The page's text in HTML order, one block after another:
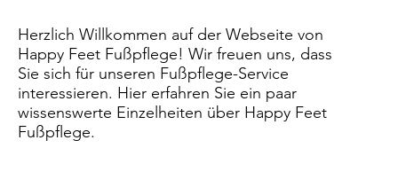
Herzlich Willkommen auf der Webseite von
Happy Feet Fußpflege! Wir freuen uns, dass
Sie sich für unseren Fußpflege-Service
interessieren. Hier erfahren Sie ein paar
wissenswerte Einzelheiten über Happy Feet
Fußpflege.